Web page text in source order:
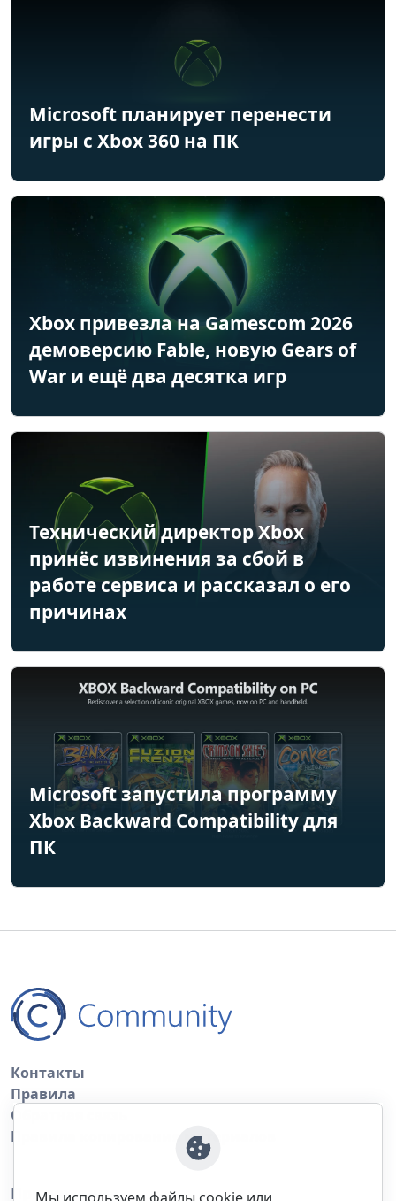
Microsoft планирует перенести
игры с Xbox 360 на ПК
Xbox привезла на Gamescom 2026
демоверсию Fable, новую Gears of
War и ещё два десятка игр
Технический директор Xbox
принёс извинения за сбой в
работе сервиса и рассказал о его
причинах
Microsoft запустила программу
Xbox Backward Compatibility для
ПК
Контакты
Правила
Обратная связь
Правила копирования материалов
Приложение